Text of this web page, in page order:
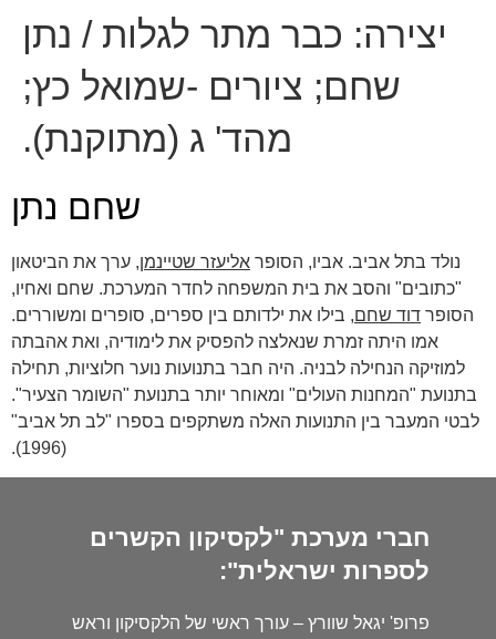
יצירה: כבר מתר לגלות / נתן
שחם; ציורים -שמואל כץ;
מהד' ג (מתוקנת).
שחם נתן
נולד בתל אביב. אביו, הסופר אליעזר שטיינמן, ערך את הביטאון
"כתובים" והסב את בית המשפחה לחדר המערכת. שחם ואחיו,
הסופר דוד שחם, בילו את ילדותם בין ספרים, סופרים ומשוררים.
אמו היתה זמרת שנאלצה להפסיק את לימודיה, ואת אהבתה
למוזיקה הנחילה לבניה. היה חבר בתנועות נוער חלוציות, תחילה
בתנועת "המחנות העולים" ומאוחר יותר בתנועת "השומר הצעיר".
לבטי המעבר בין התנועות האלה משתקפים בספרו "לב תל אביב"
(1996).
חברי מערכת "לקסיקון הקשרים
לספרות ישראלית":
פרופ' יגאל שוורץ – עורך ראשי של הלקסיקון וראש